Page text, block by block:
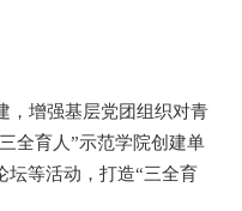
，增强基层党团组织对青
全育人”示范学院创建单
坛等活动，打造“三全育